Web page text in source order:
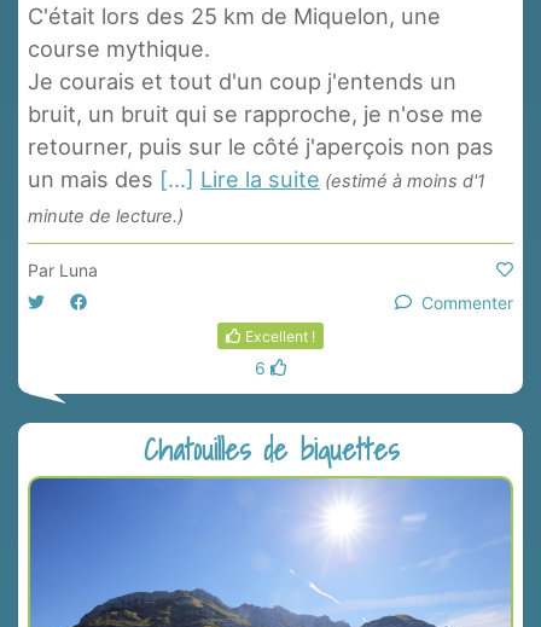
C'était lors des 25 km de Miquelon, une
course mythique.
Je courais et tout d'un coup j'entends un
bruit, un bruit qui se rapproche, je n'ose me
retourner, puis sur le côté j'aperçois non pas
un mais des [...] Lire la suite (estimé à moins d'1
minute de lecture.)
Par Luna
Commenter
Excellent !
6
Chatouilles de biquettes